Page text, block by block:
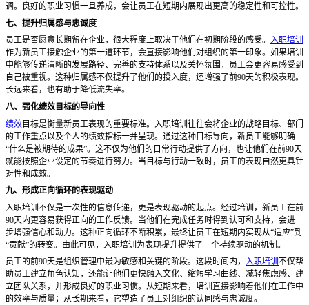
调。良好的职业习惯一旦养成，会让员工在短期内展现出更高的稳定性和可控性。
七、提升归属感与忠诚度
员工是否愿意长期留在企业，很大程度上取决于他们在初期阶段的感受。 入职培训
作为新员工接触企业的第一道环节，会直接影响他们对组织的第一印象。如果培训
中能够传递清晰的发展路径、完善的支持体系以及关怀氛围，员工会更容易感受到
自己被重视。这种归属感不仅提升了他们的投入度，还增强了前90天的积极表现。
长远来看，也有助于降低流失率。
八、强化绩效目标的导向性
绩效目标是衡量新员工表现的重要标准。入职培训往往会将企业的战略目标、部门
的工作重点以及个人的绩效指标一并呈现。通过这种目标导向，新员工能够明确
“什么是被期待的成果”。这不仅为他们的日常行动提供了方向，也让他们在前90天
就能按照企业设定的节奏进行努力。当目标与行动一致时，员工的表现自然更具针
对性和成效。
九、形成正向循环的表现驱动
入职培训不仅是一次性的信息传递，更是表现驱动的起点。经过培训，新员工在前
90天内更容易获得正向的工作反馈。当他们在完成任务时得到认可和支持，会进一
步增强信心和动力。这种正向循环不断积累，最终让员工在短期内实现从“适应”到
“贡献”的转变。由此可见，入职培训为表现提升提供了一个持续驱动的机制。
员工的前90天是组织管理中最为敏感和关键的阶段。这段时间内， 入职培训 不仅帮
助员工建立角色认知，还能让他们更快融入文化、缩短学习曲线、减轻焦虑感、建
立团队关系，并形成良好的职业习惯。从短期来看，培训直接影响着他们在工作中
的效率与质量；从长期来看，它塑造了员工对组织的认同感与忠诚度。